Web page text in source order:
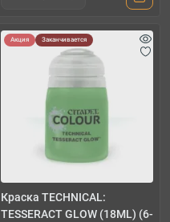
Акция Заканчивается
Краска TECHNICAL:
TESSERACT GLOW (18ML) (6-